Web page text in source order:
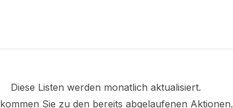
Diese Listen werden monatlich aktualisiert.
kommen Sie zu den bereits abgelaufenen Aktionen.